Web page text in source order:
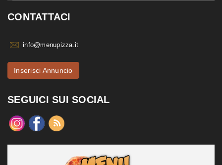
CONTATTACI
info@menupizza.it
Inserisci Annuncio
SEGUICI SUI SOCIAL